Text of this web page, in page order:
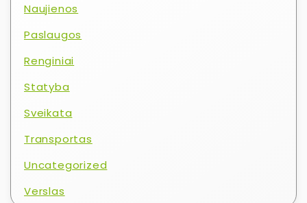
Naujienos
Paslaugos
Renginiai
Statyba
Sveikata
Transportas
Uncategorized
Verslas